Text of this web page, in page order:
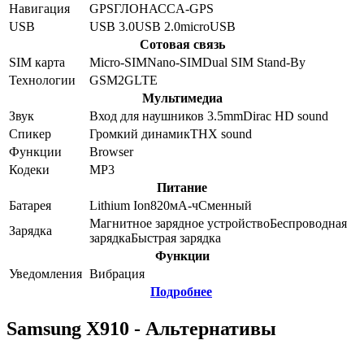
Навигация
GPSГЛОНАССA-GPS
USB
USB 3.0USB 2.0microUSB
Сотовая связь
SIM карта
Micro-SIMNano-SIMDual SIM Stand-By
Технологии
GSM2GLTE
Мультимедиа
Звук
Вход для наушников 3.5mmDirac HD sound
Спикер
Громкий динамикTHX sound
Функции
Browser
Кодеки
MP3
Питание
Батарея
Lithium Ion820мА-чСменный
Зарядка
Магнитное зарядное устройствоБеспроводная
зарядкаБыстрая зарядка
Функции
Уведомления Вибрация
Подробнее
Samsung X910 - Альтернативы